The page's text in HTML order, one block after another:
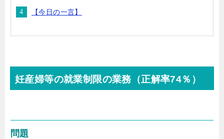
【今日の一言】
妊産婦等の就業制限の業務（正解率74％）
問題